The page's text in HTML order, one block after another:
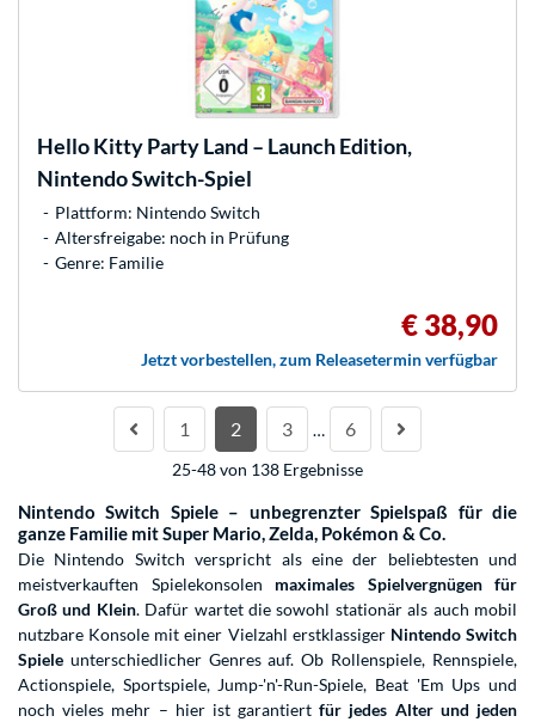
Hello Kitty Party Land – Launch Edition,
Nintendo Switch-Spiel
Plattform: Nintendo Switch
Altersfreigabe: noch in Prüfung
Genre: Familie
€ 38,90
Jetzt vorbestellen, zum Releasetermin verfügbar
1 2 3 … 6
25-48 von 138 Ergebnisse
Nintendo Switch Spiele – unbegrenzter Spielspaß für die
ganze Familie mit Super Mario, Zelda, Pokémon & Co.
Die Nintendo Switch verspricht als eine der beliebtesten und
meistverkauften Spielekonsolen maximales Spielvergnügen für
Groß und Klein. Dafür wartet die sowohl stationär als auch mobil
nutzbare Konsole mit einer Vielzahl erstklassiger Nintendo Switch
Spiele unterschiedlicher Genres auf. Ob Rollenspiele, Rennspiele,
Actionspiele, Sportspiele, Jump-'n'-Run-Spiele, Beat 'Em Ups und
noch vieles mehr – hier ist garantiertfür jedes Alter und jeden